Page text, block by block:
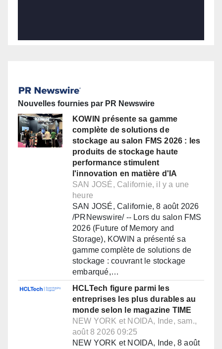
Nouvelles fournies par PR Newswire
KOWIN présente sa gamme
complète de solutions de
stockage au salon FMS 2026 : les
produits de stockage haute
performance stimulent
l'innovation en matière d'IA
SAN JOSÉ, Californie, il y a une
heure
SAN JOSÉ, Californie, 8 août 2026
/PRNewswire/ -- Lors du salon FMS
2026 (Future of Memory and
Storage), KOWIN a présenté sa
gamme complète de solutions de
stockage : couvrant le stockage
embarqué,…
HCLTech figure parmi les
entreprises les plus durables au
monde selon le magazine TIME
NEW YORK et NOIDA, Inde, sam.,
août 8 2026 09:25
NEW YORK et NOIDA, Inde, 8 août